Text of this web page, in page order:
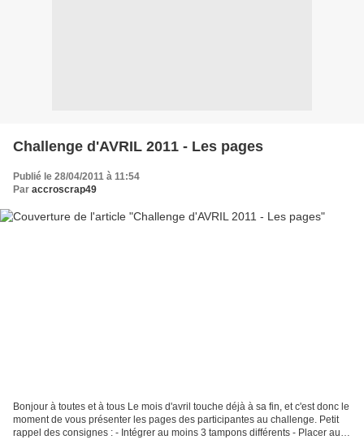
Challenge d'AVRIL 2011 - Les pages
Publié le 28/04/2011 à 11:54
Par accroscrap49
Bonjour à toutes et à tous Le mois d'avril touche déjà à sa fin, et c'est donc le
moment de vous présenter les pages des participantes au challenge. Petit
rappel des consignes : - Intégrer au moins 3 tampons différents - Placer au